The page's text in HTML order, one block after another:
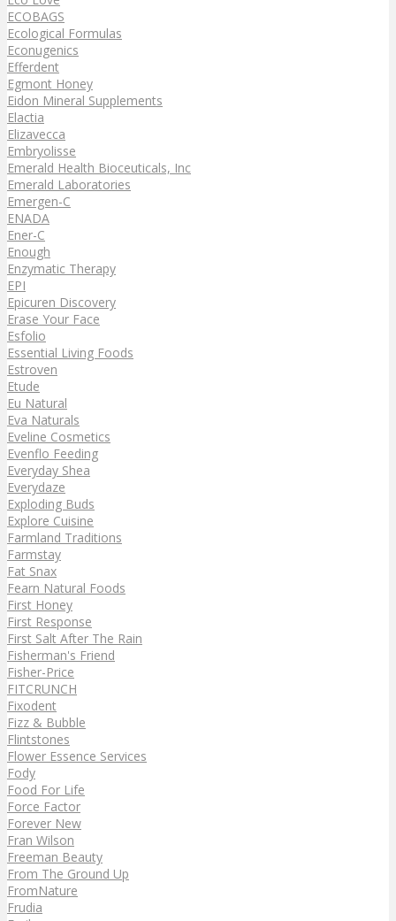
ECOBAGS
Ecological Formulas
Econugenics
Efferdent
Egmont Honey
Eidon Mineral Supplements
Elactia
Elizavecca
Embryolisse
Emerald Health Bioceuticals, Inc
Emerald Laboratories
Emergen-C
ENADA
Ener-C
Enough
Enzymatic Therapy
EPI
Epicuren Discovery
Erase Your Face
Esfolio
Essential Living Foods
Estroven
Etude
Eu Natural
Eva Naturals
Eveline Cosmetics
Evenflo Feeding
Everyday Shea
Everydaze
Exploding Buds
Explore Cuisine
Farmland Traditions
Farmstay
Fat Snax
Fearn Natural Foods
First Honey
First Response
First Salt After The Rain
Fisherman's Friend
Fisher-Price
FITCRUNCH
Fixodent
Fizz & Bubble
Flintstones
Flower Essence Services
Fody
Food For Life
Force Factor
Forever New
Fran Wilson
Freeman Beauty
From The Ground Up
FromNature
Frudia